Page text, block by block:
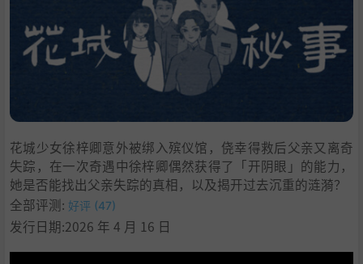
. 学习
花城少女徐梓卿意外被绑入殡仪馆，侥幸得救后父亲又离奇
失踪，在一次奇遇中徐梓卿偶然获得了「开阴眼」的能力，
她是否能找出父亲失踪的真相，以及揭开过去沉重的涟漪？
全部评测: 好评 (47)
发行日期:2026 年 4 月 16 日